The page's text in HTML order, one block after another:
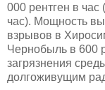
000 рентген в час
час). Мощность
взрывов в
Чернобыль в 600
загрязнения
долгоживущим